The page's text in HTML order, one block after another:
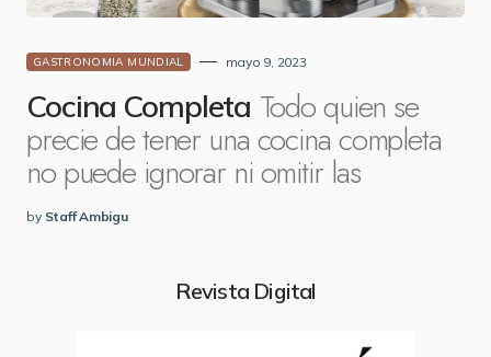
GASTRONOMIA MUNDIAL mayo 9, 2023
Cocina Completa Todo quien se
precie de tener una cocina completa
no puede ignorar ni omitir las
by Staff Ambigu
Revista Digital